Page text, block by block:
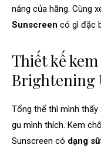
nắng của hãng. Cùng
Sunscreen có gì đặc
Thiết kế
Brightening
Tổng thể thì mình thấy
gu mình thích. Kem
Sunscreen có dạng